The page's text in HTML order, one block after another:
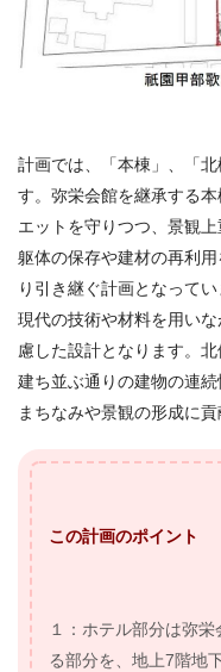
計画では、「本棟」、「
す。弥栄会館を継承する
エットを守りつつ、景観
躯体の保存や建材の再利
り引き継ぐ計画となって
現代の技術や材料を用い
慮した設計となります。
建ち並ぶ通りの建物の連
まちなみや景観の形成に貢
この計画のポイント
１：ホテル部分は弥
る部分を、地上7階地